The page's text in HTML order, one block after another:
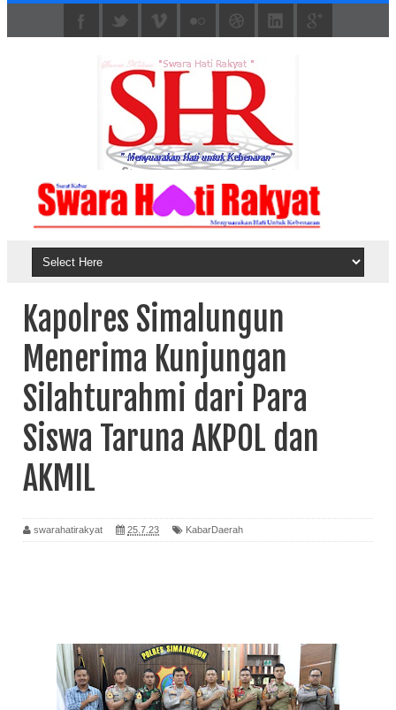
Kapolres Simalungun
Menerima Kunjungan
Silahturahmi dari Para
Siswa Taruna AKPOL dan
AKMIL
swarahatirakyat 25.7.23 KabarDaerah